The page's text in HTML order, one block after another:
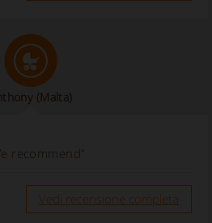
(Malta)
recommend”
Vedi recensione completa